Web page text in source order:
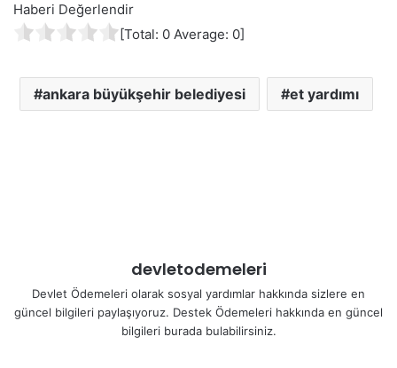
Haberi Değerlendir
[Total: 0 Average: 0]
ankara büyükşehir belediyesi et yardımı
devletodemeleri
Devlet Ödemeleri olarak sosyal yardımlar hakkında sizlere en
güncel bilgileri paylaşıyoruz. Destek Ödemeleri hakkında en güncel
bilgileri burada bulabilirsiniz.